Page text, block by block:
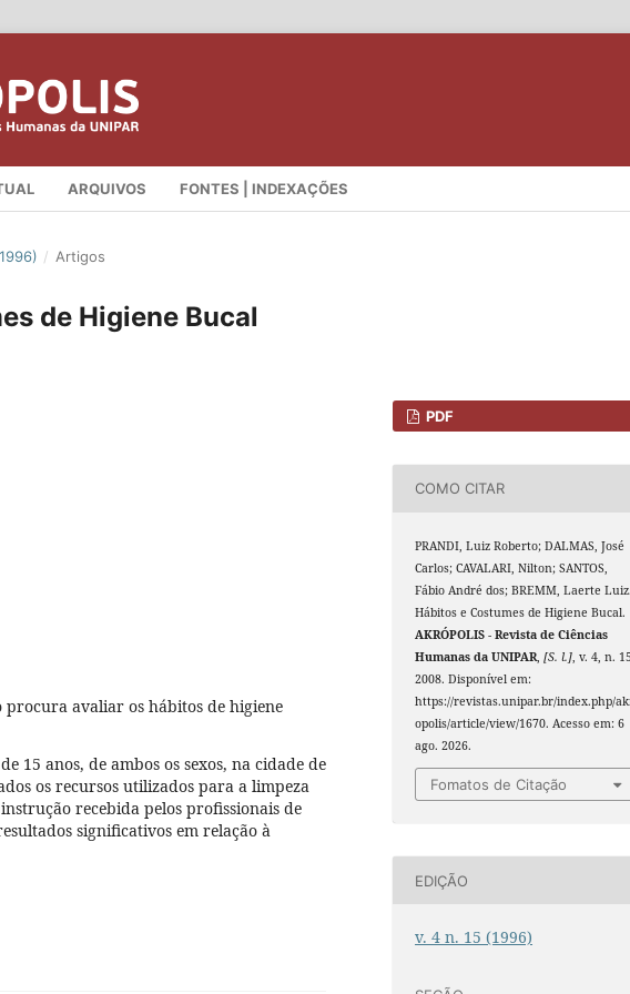
ARQUIVOS FONTES | INDEXAÇÕES
/ Artigos
de Higiene Bucal
procura avaliar os hábitos de higiene
15 anos, de ambos os sexos, na cidade de
os recursos utilizados para a limpeza
recebida pelos profissionais de
significativos em relação à
PDF
COMO CITAR
PRANDI, Luiz Roberto; DALMAS, José
Carlos; CAVALARI, Nilton; SANTOS,
Fábio André dos; BREMM, Laerte Luiz.
Hábitos e Costumes de Higiene Bucal.
AKRÓPOLIS - Revista de Ciências
Humanas da UNIPAR,[S. l.], v. 4, n.
2008. Disponível em:
https://revistas.unipar.br/index.php/
opolis/article/view/1670. Acesso em: 6
ago. 2026.
Fomatos de Citação
EDIÇÃO
v. 4 n. 15 (1996)